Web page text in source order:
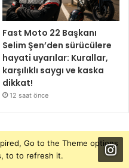
Fast Moto 22 Başkanı
Selim Şen’den sürücülere
hayati uyarılar: Kurallar,
karşılıklı saygı ve kaska
dikkat!
12 saat önce
Go to the Theme options
to to refresh it.